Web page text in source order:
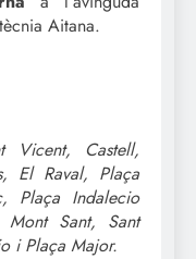
Aitana.
Vicent, Castell,
El Raval, Plaça
Plaça Indalecio
Mont Sant, Sant
i Plaça Major.